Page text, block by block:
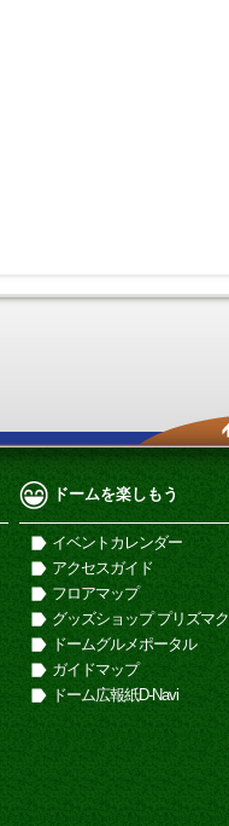
ドームを楽しもう
イベントカレンダー
アクセスガイド
フロアマップ
グッズショップ プリズマ
ドームグルメポータル
ガイドマップ
ドーム広報紙D-Navi